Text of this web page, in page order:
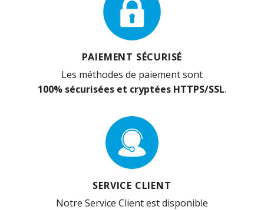
PAIEMENT SÉCURISÉ
Les méthodes de paiement sont
100% sécurisées et cryptées HTTPS/SSL.
SERVICE CLIENT
Notre Service Client est disponible